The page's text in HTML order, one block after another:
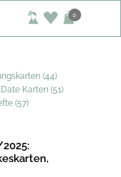
0
(44)
Karten (51)
(57)